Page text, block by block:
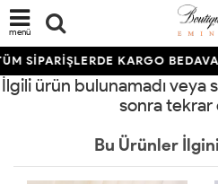
menü
SİPARİŞLERDE KARGO BEDAVA
İlgili ürün bulunamadı veya
sonra tekrar
Bu Ürünler